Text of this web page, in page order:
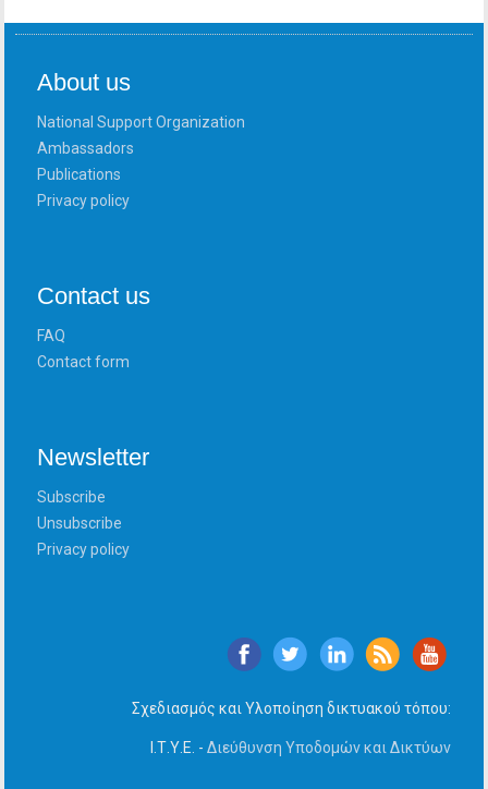
About us
National Support Organization
Ambassadors
Publications
Privacy policy
Contact us
FAQ
Contact form
Newsletter
Subscribe
Unsubscribe
Privacy policy
Σχεδιασμός και Υλοποίηση δικτυακού τόπου:
Ι.Τ.Υ.Ε. - Διεύθυνση Υποδομών και Δικτύων